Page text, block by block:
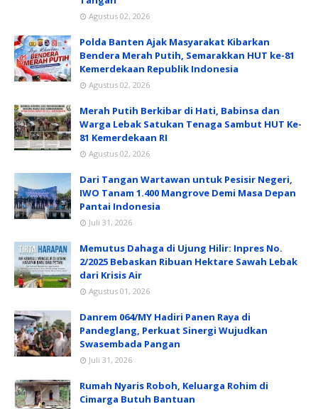
Agustus 02, 2026
Polda Banten Ajak Masyarakat Kibarkan
Bendera Merah Putih, Semarakkan HUT ke-81
Kemerdekaan Republik Indonesia
Agustus 02, 2026
Merah Putih Berkibar di Hati, Babinsa dan
Warga Lebak Satukan Tenaga Sambut HUT Ke-
81 Kemerdekaan RI
Agustus 02, 2026
Dari Tangan Wartawan untuk Pesisir Negeri,
IWO Tanam 1.400 Mangrove Demi Masa Depan
Pantai Indonesia
Juli 31, 2026
Memutus Dahaga di Ujung Hilir: Inpres No.
2/2025 Bebaskan Ribuan Hektare Sawah Lebak
dari Krisis Air
Agustus 01, 2026
Danrem 064/MY Hadiri Panen Raya di
Pandeglang, Perkuat Sinergi Wujudkan
Swasembada Pangan
Juli 31, 2026
Rumah Nyaris Roboh, Keluarga Rohim di
Cimarga Butuh Bantuan